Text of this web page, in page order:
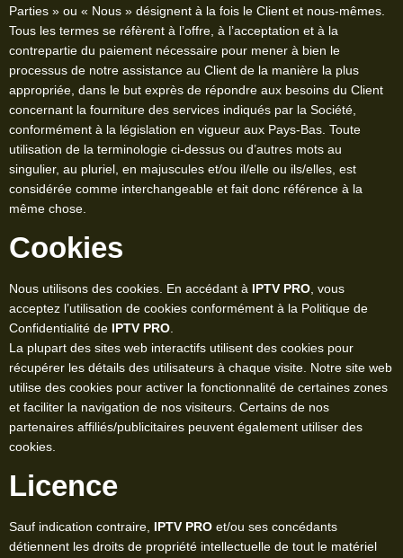
Parties » ou « Nous » désignent à la fois le Client et nous-mêmes.
Tous les termes se réfèrent à l’offre, à l’acceptation et à la
contrepartie du paiement nécessaire pour mener à bien le
processus de notre assistance au Client de la manière la plus
appropriée, dans le but exprès de répondre aux besoins du Client
concernant la fourniture des services indiqués par la Société,
conformément à la législation en vigueur aux Pays-Bas. Toute
utilisation de la terminologie ci-dessus ou d’autres mots au
singulier, au pluriel, en majuscules et/ou il/elle ou ils/elles, est
considérée comme interchangeable et fait donc référence à la
même chose.
Cookies
Nous utilisons des cookies. En accédant à IPTV PRO, vous
acceptez l’utilisation de cookies conformément à la Politique de
Confidentialité de IPTV PRO.
La plupart des sites web interactifs utilisent des cookies pour
récupérer les détails des utilisateurs à chaque visite. Notre site web
utilise des cookies pour activer la fonctionnalité de certaines zones
et faciliter la navigation de nos visiteurs. Certains de nos
partenaires affiliés/publicitaires peuvent également utiliser des
cookies.
Licence
Sauf indication contraire, IPTV PRO et/ou ses concédants
détiennent les droits de propriété intellectuelle de tout le matériel